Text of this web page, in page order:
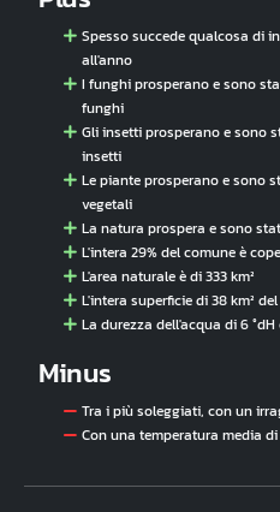
Spesso succede qualcosa di
all'anno
I funghi prosperano e sono
funghi
Gli insetti prosperano e sono
insetti
Le piante prosperano e sono
vegetali
La natura prospera e sono
L'intera 29% del comune è
L'area naturale è di 333 km²
L'intera superficie di 38 km²
La durezza dell'acqua di 6
Minus
Tra i più soleggiati, con un
Con una temperatura media di